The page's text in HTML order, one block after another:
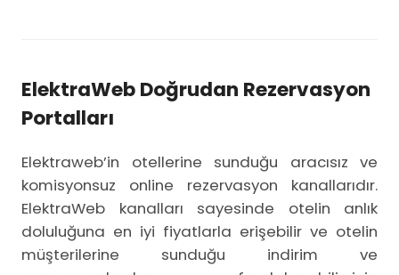
ElektraWeb Doğrudan Rezervasyon
Portalları
Elektraweb’in otellerine sunduğu aracısız ve
komisyonsuz online rezervasyon kanallarıdır.
ElektraWeb kanalları sayesinde otelin anlık
doluluğuna en iyi fiyatlarla erişebilir ve otelin
müşterilerine sunduğu indirim ve